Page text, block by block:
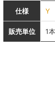
仕様
Y
販売単位 1本